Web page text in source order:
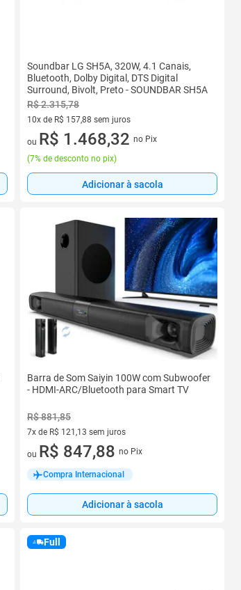
Soundbar LG SH5A, 320W, 4.1 Canais,
Bluetooth, Dolby Digital, DTS Digital
Surround, Bivolt, Preto - SOUNDBAR SH5A
R$ 2.315,78
10x de R$ 157,88 sem juros
10 vez de R$ 157,88 sem juros
ou R$ 1.468,32 no Pix
(7% de desconto no pix)
Adicionar à sacola
Barra de Som Saiyin 100W com Subwoofer
- HDMI-ARC/Bluetooth para Smart TV
R$ 881,85
7x de R$ 121,13 sem juros
7 vez de R$ 121,13 sem juros
ou R$ 847,88 no Pix
Compra Internacional
Adicionar à sacola
Full